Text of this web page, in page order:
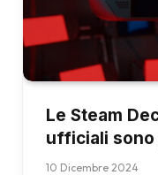
Le Steam
ufficiali sono
10 Dicembre 2024